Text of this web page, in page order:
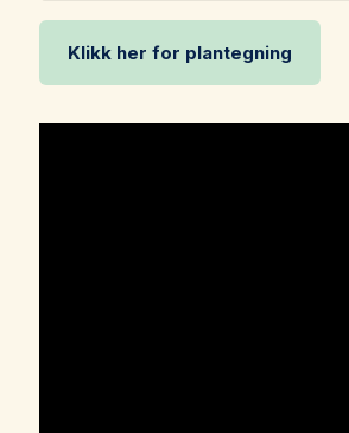
Klikk her for plantegning